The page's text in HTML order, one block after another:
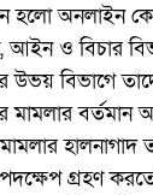
অনলাইন কেস
আইন ও বিচার
উভয় বিভাগে
মামলার
মামলার
গ্রহণ